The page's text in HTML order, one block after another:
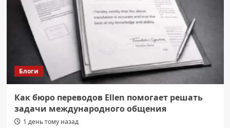
Блоги
Как бюро переводов Ellen помогает решать
задачи международного общения
1 день тому назад